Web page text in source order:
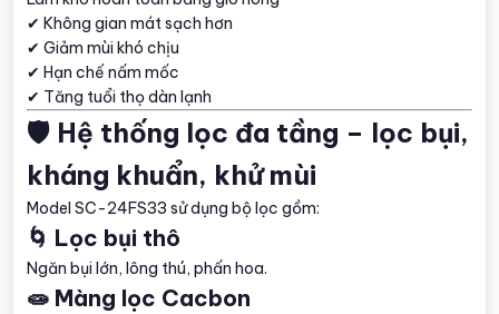
✔ Không gian mát sạch hơn
✔ Giảm mùi khó chịu
✔ Hạn chế nấm mốc
✔ Tăng tuổi thọ dàn lạnh
🛡️ Hệ thống lọc đa tầng – lọc bụi,
kháng khuẩn, khử mùi
Model SC-24FS33 sử dụng bộ lọc gồm:
🌀 Lọc bụi thô
Ngăn bụi lớn, lông thú, phấn hoa.
🧫 Màng lọc Cacbon